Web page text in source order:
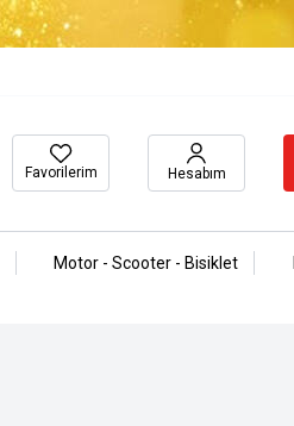
Favorilerim Hesabım
Motor - Scooter - Bisiklet